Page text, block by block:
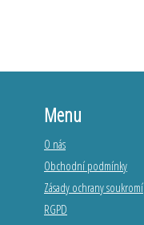
Menu
O nás
Obchodní podmínky
Zásady ochrany soukromí
RGPD